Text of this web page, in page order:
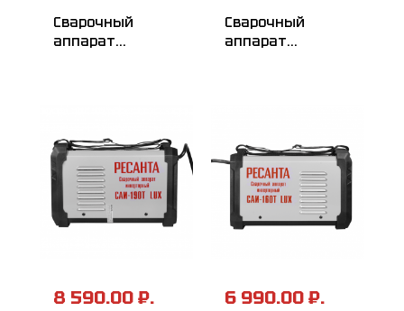
Сварочный
аппарат
Сварочный
аппарат
8 590.00 ₽. 6 990.00 ₽.